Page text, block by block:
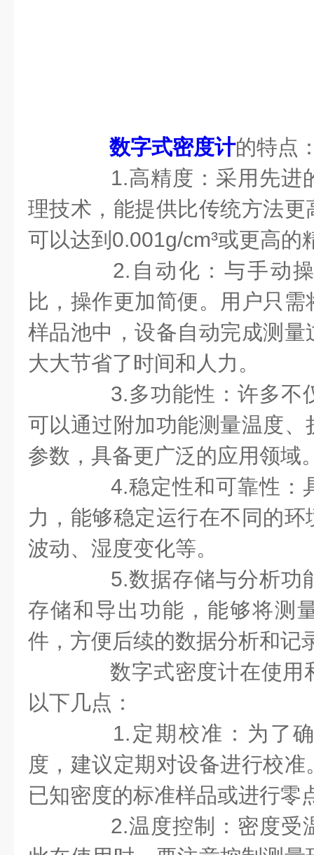
数字式密度计的特点
1.高精度：采用先进
理技术，能提供比传统方法
可以达到0.001g/cm³或更高的
2.自动化：与手动操
比，操作更加简便。用户只
样品池中，设备自动完成测
大大节省了时间和人力。
3.多功能性：许多不
可以通过附加功能测量温度
参数，具备更广泛的应用领域
4.稳定性和可靠性：
力，能够稳定运行在不同的
波动、湿度变化等。
5.数据存储与分析功
存储和导出功能，能够将测
件，方便后续的数据分析和记
数字式密度计在使用
以下几点：
1.定期校准：为了确
度，建议定期对设备进行校
已知密度的标准样品或进行零
2.温度控制：密度受